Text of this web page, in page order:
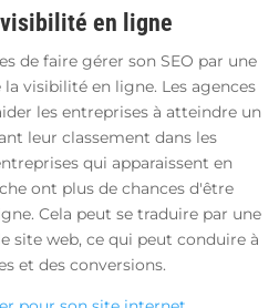
en ligne
de faire gérer son SEO par une
visibilité en ligne. Les agences
les entreprises à atteindre un
leur classement dans les
qui apparaissent en
ont plus de chances d'être
Cela peut se traduire par une
site web, ce qui peut conduire à
et des conversions.